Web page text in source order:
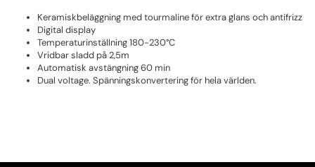
Keramiskbeläggning med tourmaline för extra glans och antifrizz
Digital display
Temperaturinställning 180-230°C
Vridbar sladd på 2,5m
Automatisk avstängning 60 min
Dual voltage. Spänningskonvertering för hela världen.